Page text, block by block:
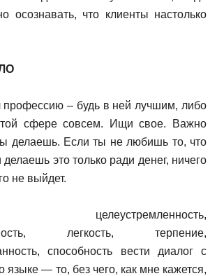
осознавать, что клиенты настолько
– будь в ней лучшим, либо
сфере совсем. Ищи свое. Важно
делаешь. Если ты не любишь то, что
это только ради денег, ничего
не выйдет.
целеустремленность,
легкость, терпение,
способность вести диалог с
языке — то, без чего, как мне кажется,